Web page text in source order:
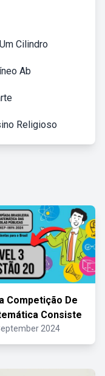
Cilindro
Ab
Religioso
Competição De
Consiste
2024